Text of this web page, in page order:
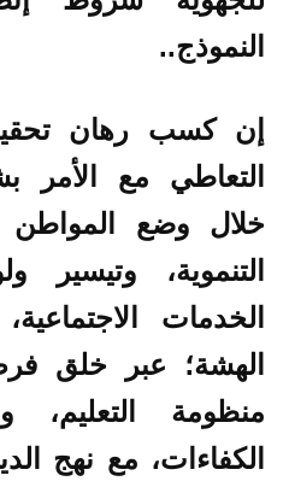
النموذج..
إن كسب رهان
التعاطي مع
خلال وضع
التنموية،
الخدمات
الهشة؛ عبر خلق
منظومة
الكفاءات، مع نهج